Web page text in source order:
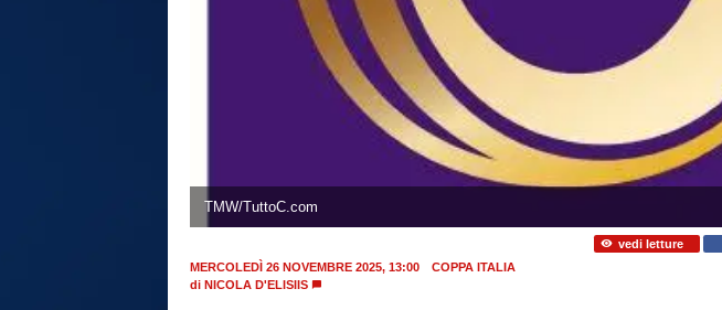
TMW/TuttoC.com
vedi letture
MERCOLEDÌ 26 NOVEMBRE 2025, 13:00
COPPA ITALIA
di NICOLA D'ELISIIS